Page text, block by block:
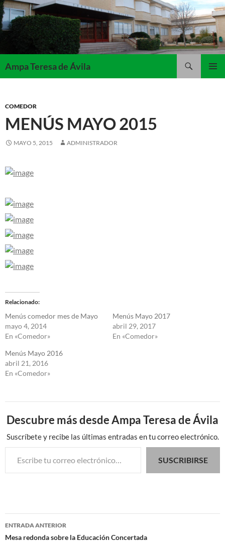
Saltar
al
contenido
Ampa Teresa de Ávila
COMEDOR
MENÚS MAYO 2015
MAYO 5, 2015 ADMINISTRADOR
Relacionado
Menús comedor mes de Mayo
mayo 4, 2014
En «Comedor»
Menús Mayo 2017
abril 29, 2017
En «Comedor»
Menús Mayo 2016
abril 21, 2016
En «Comedor»
Descubre más desde Ampa Teresa de Ávila
Suscríbete y recibe las últimas entradas en tu correo electrónico.
Escribe tu correo electrónico…
SUSCRIBIRSE
Navegación
de
ENTRADA ANTERIOR
Mesa redonda sobre la Educación Concertada